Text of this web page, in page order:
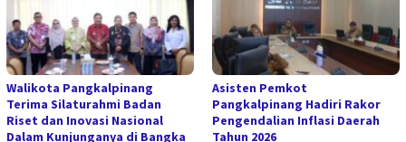
Walikota Pangkalpinang
Terima Silaturahmi Badan
Riset dan Inovasi Nasional
Dalam Kunjunganya di Bangka
Asisten Pemkot
Pangkalpinang Hadiri Rakor
Pengendalian Inflasi Daerah
Tahun 2026